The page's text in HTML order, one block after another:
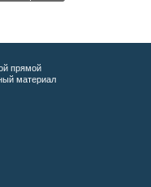
прямой
материал